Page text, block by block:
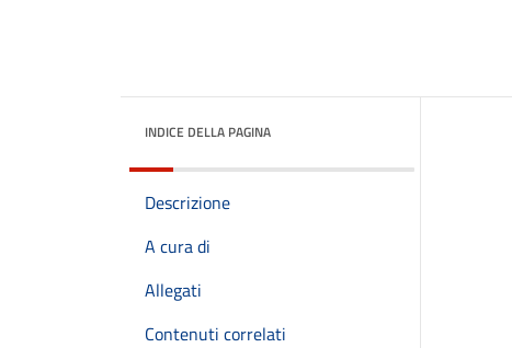
INDICE DELLA PAGINA
Descrizione
A cura di
Allegati
Contenuti correlati